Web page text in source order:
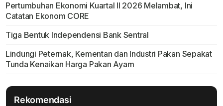
Pertumbuhan Ekonomi Kuartal II 2026 Melambat, Ini
Catatan Ekonom CORE
Tiga Bentuk Independensi Bank Sentral
Lindungi Peternak, Kementan dan Industri Pakan Sepakat
Tunda Kenaikan Harga Pakan Ayam
Rekomendasi